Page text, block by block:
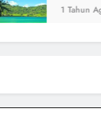
1 Tahun Ago